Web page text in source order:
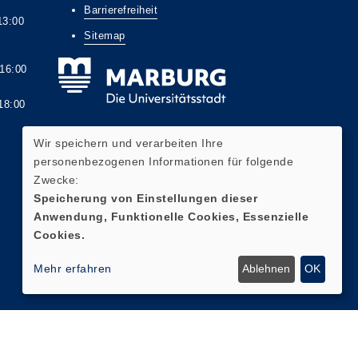
Barrierefreiheit
Sitemap
Wir speichern und verarbeiten Ihre
personenbezogenen Informationen für folgende
Zwecke:
Speicherung von Einstellungen dieser
Anwendung, Funktionelle Cookies, Essenzielle
Cookies.
Mehr erfahren Ablehnen OK